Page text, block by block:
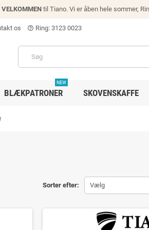
VELKOMMEN til Tiano. Vi er åben hele sommer,
os help_outline Ring: 3123 0023
BLÆKPATRONER
NEW
SKOVENSKAFFE
Sorter efter: Vælg